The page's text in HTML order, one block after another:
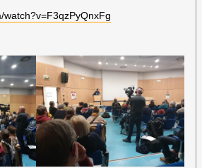
watch?v=F3qzPyQnxFg